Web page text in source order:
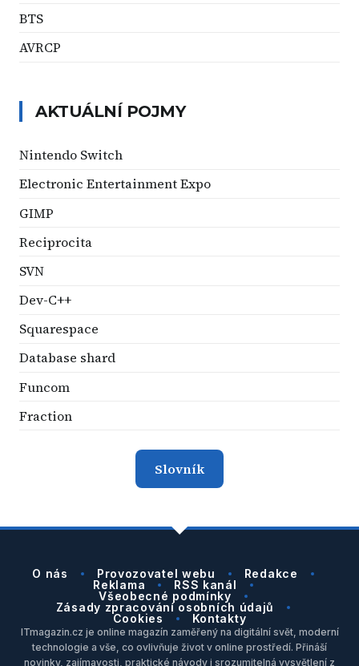
BTS
AVRCP
AKTUÁLNÍ POJMY
Nintendo Switch
Electronic Entertainment Expo
GIMP
Reciprocita
SVN
Dev-C++
Squarespace
Database shard
Funcom
Fraction
Slovník
O nás Provozovatel webu
Redakce
Reklama
RSS kanál
Všeobecné podmínky
Zásady zpracování osobních údajů
Cookies
Kontakty
ITmagazin.cz je online magazín zaměřený na digitální svět, moderní
technologie a vše, co ovlivňuje život v online prostředí. Přináší
novinky, zajímavosti, praktické návody i srozumitelná vysvětlení z